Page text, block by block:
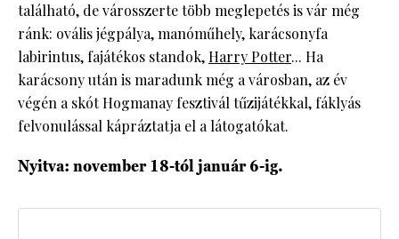
található, de városszerte több meglepetés is vár még
ránk: ovális jégpálya, manóműhely, karácsonyfa
labirintus, fajátékos standok,Harry Potter... Ha
karácsony után is maradunk még a városban, az év
végén a skót Hogmanay fesztivál tűzijátékkal, fáklyás
felvonulással kápráztatja el a látogatókat.
Nyitva: november 18-tól január 6-ig.